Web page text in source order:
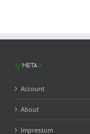
META
Account
About
Impressum